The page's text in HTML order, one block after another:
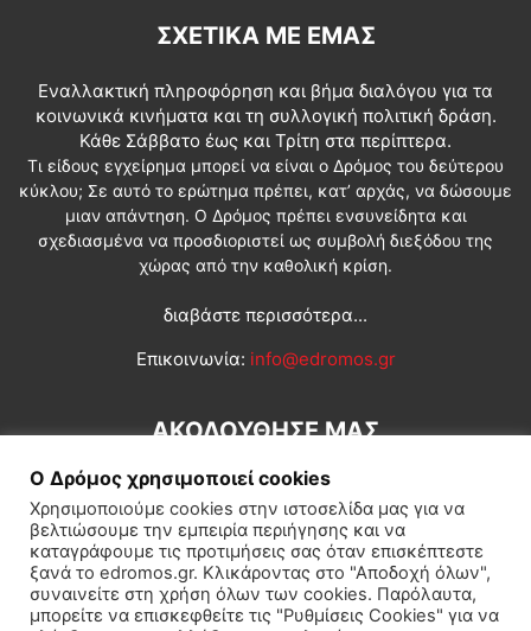
ΣΧΕΤΙΚΆ ΜΕ ΕΜΆΣ
Εναλλακτική πληροφόρηση και βήμα διαλόγου για τα
κοινωνικά κινήματα και τη συλλογική πολιτική δράση.
Κάθε Σάββατο έως και Τρίτη στα περίπτερα.
Τι είδους εγχείρημα μπορεί να είναι ο Δρόμος του δεύτερου
κύκλου; Σε αυτό το ερώτημα πρέπει, κατ’ αρχάς, να δώσουμε
μιαν απάντηση. Ο Δρόμος πρέπει ενσυνείδητα και
σχεδιασμένα να προσδιοριστεί ως συμβολή διεξόδου της
χώρας από την καθολική κρίση.
διαβάστε περισσότερα...
Επικοινωνία: info@edromos.gr
ΑΚΟΛΟΥΘΗΣΕ ΜΑΣ
Εγγραφή συνδρομητή Πολιτική Διεθνή Κοινωνία
Ο Δρόμος χρησιμοποιεί cookies
Χρησιμοποιούμε cookies στην ιστοσελίδα μας για να
βελτιώσουμε την εμπειρία περιήγησης και να
καταγράφουμε τις προτιμήσεις σας όταν επισκέπτεστε
ξανά το edromos.gr. Κλικάροντας στο "Αποδοχή όλων",
συναινείτε στη χρήση όλων των cookies. Παρόλαυτα,
μπορείτε να επισκεφθείτε τις "Ρυθμίσεις Cookies" για να